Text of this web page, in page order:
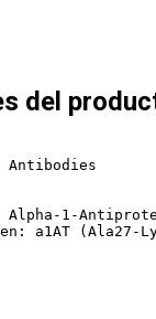
del
Antibodies
1-
a1AT (Ala27-